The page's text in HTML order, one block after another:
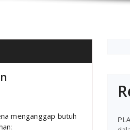
menganggap butuh